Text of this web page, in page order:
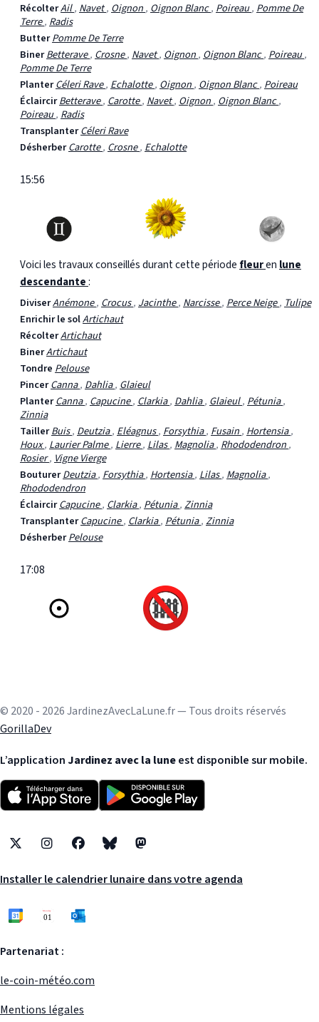
RécolterAil, Navet, Oignon, Oignon Blanc, Poireau, Pomme De
Terre, Radis
ButterPomme De Terre
BinerBetterave, Crosne, Navet, Oignon, Oignon Blanc, Poireau,
Pomme De Terre
PlanterCéleri Rave, Echalotte, Oignon, Oignon Blanc, Poireau
ÉclaircirBetterave, Carotte, Navet, Oignon, Oignon Blanc,
Poireau, Radis
TransplanterCéleri Rave
DésherberCarotte, Crosne, Echalotte
15:56
Voici les travaux conseillés durant cette période fleuren lune
descendante:
DiviserAnémone, Crocus, Jacinthe, Narcisse, Perce Neige, Tulipe
Enrichir le solArtichaut
RécolterArtichaut
BinerArtichaut
Tondre Pelouse
PincerCanna, Dahlia, Glaieul
PlanterCanna, Capucine, Clarkia, Dahlia, Glaieul, Pétunia,
Zinnia
TaillerBuis, Deutzia, Eléagnus, Forsythia, Fusain, Hortensia,
Houx, Laurier Palme, Lierre, Lilas, Magnolia, Rhododendron,
Rosier, Vigne Vierge
BouturerDeutzia, Forsythia, Hortensia, Lilas, Magnolia,
Rhododendron
ÉclaircirCapucine, Clarkia, Pétunia,Zinnia
TransplanterCapucine, Clarkia, Pétunia,Zinnia
DésherberPelouse
17:08
© 2020 - 2026 JardinezAvecLaLune.fr — Tous droits réservés
GorillaDev
L’application Jardinez avec la luneest disponible sur mobile.
X InstagramFacebookBlueskyMastodon
Installer le calendrier lunaire dans votre agenda
Partenariat :
le-coin-météo.com
Mentions légales